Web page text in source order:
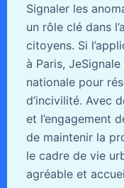
Signaler les
un rôle clé dans
citoyens. Si
à Paris,
nationale pour
d’incivilité. Avec
et l’engagement
de maintenir la
le cadre de vie
agréable et